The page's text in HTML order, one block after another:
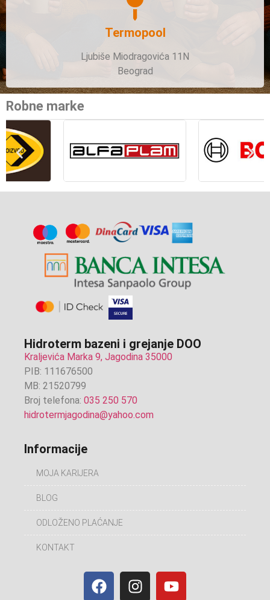
Termopool
Ljubiše Miodragovića 11N
Beograd
Robne marke
Hidroterm bazeni i grejanje DOO
Kraljevića Marka 9, Jagodina 35000
PIB: 111676500
MB: 21520799
Broj telefona: 035 250 570
hidrotermjagodina@yahoo.com
Informacije
MOJA KARIJERA
BLOG
ODLOŽENO PLAĆANJE
KONTAKT